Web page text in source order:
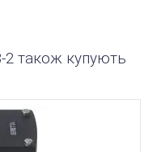
2 також купують